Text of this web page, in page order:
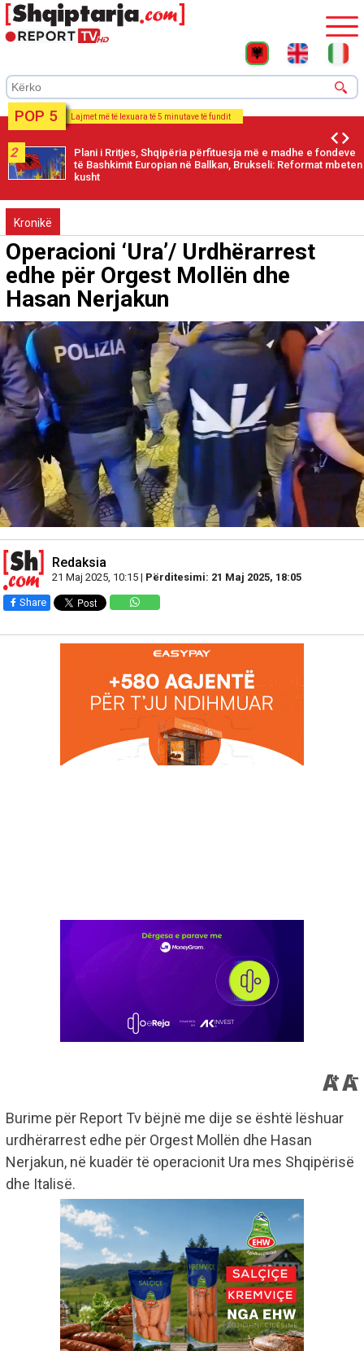
POP 5 Lajmet më të lexuara të 5 minutave të fundit
2
Plani i Rritjes, Shqipëria përfituesja më e madhe e fondeve
të Bashkimit Europian në Ballkan, Brukseli: Reformat mbeten
kusht
Kronikë
Operacioni ‘Ura’/ Urdhërarrest
edhe për Orgest Mollën dhe
Hasan Nerjakun
Redaksia
21 Maj 2025, 10:15 | Përditesimi: 21 Maj 2025, 18:05
Share
Burime për Report Tv bëjnë me dije se është lëshuar
urdhërarrest edhe për Orgest Mollën dhe Hasan
Nerjakun, në kuadër të operacionit Ura mes Shqipërisë
dhe Italisë.